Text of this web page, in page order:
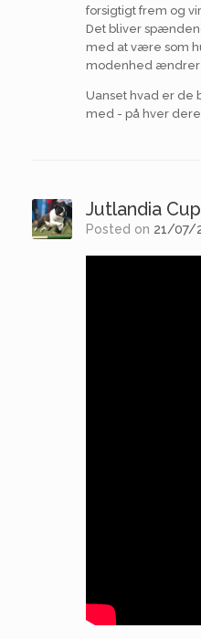
forsigtigt frem og
Det bliver
med at være som
modenhed ændrer
Uanset hvad er de
med - på hver
Jutlandia
Posted on 21/07/